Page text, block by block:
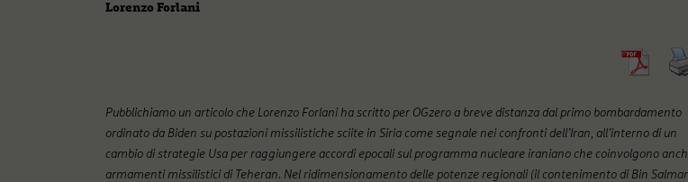
Lorenzo Forlani
Pubblichiamo un articolo che Lorenzo Forlani ha scritto per OGzero a breve distanza dal primo bombardamento
ordinato da Biden su postazioni missilistiche sciite in Siria come segnale nei confronti dell’Iran, all’interno di un
cambio di strategie Usa per raggiungere accordi epocali sul programma nucleare iraniano che coinvolgono
armamenti missilistici di Teheran. Nel ridimensionamento delle potenze regionali (il contenimento di Bin